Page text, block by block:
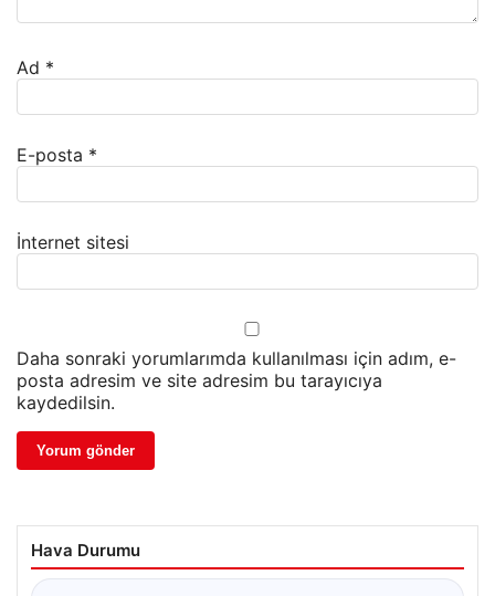
Ad *
E-posta *
İnternet sitesi
Daha sonraki yorumlarımda kullanılması için adım, e-
posta adresim ve site adresim bu tarayıcıya
kaydedilsin.
Hava Durumu